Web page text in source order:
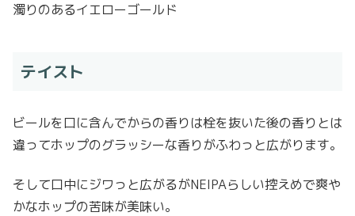
濁りのあるイエローゴールド
テイスト
ビールを口に含んでからの香りは栓を抜いた後の香りとは
違ってホップのグラッシーな香りがふわっと広がります。
そして口中にジワっと広がるがNEIPAらしい控えめで爽や
かなホップの苦味が美味い。